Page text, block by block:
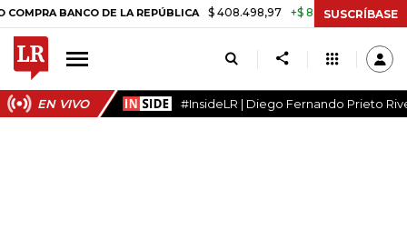
BANCO DE LA REPÚBLICA $ 408.498,97 +$ 8.753,81 +2,19% TASA
SUSCRÍBASE
EN VIVO #InsideLR | Diego Fernando Prieto